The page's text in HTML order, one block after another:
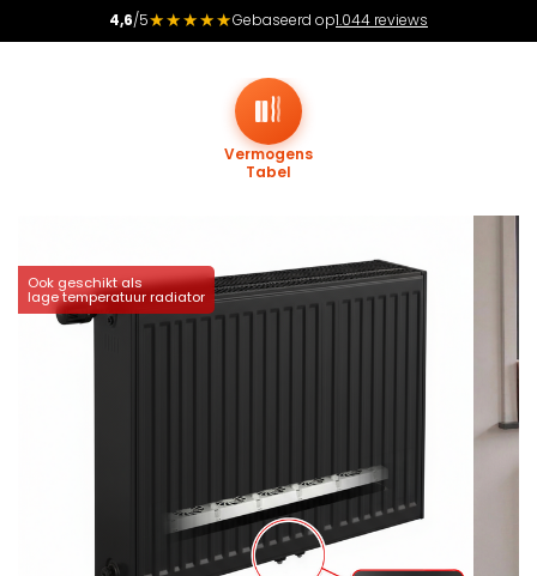
4,6/5★★★★★Gebaseerd op1.044 reviews
Ook geschikt als
lage temperatuur radiator
Vermogens
Tabel